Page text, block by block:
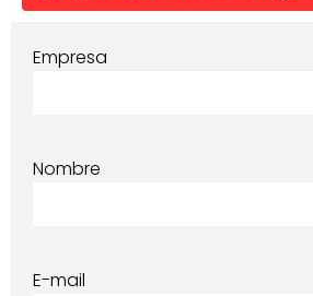
Empresa
Nombre
E-mail